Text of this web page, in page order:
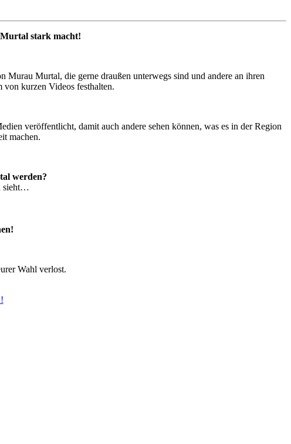
stark macht!
Murau Murtal, die gerne draußen unterwegs sind und andere an ihren
kurzen Videos festhalten.
veröffentlicht, damit auch andere sehen können, was es in der Region
machen.
werden?
sieht…
Wahl verlost.